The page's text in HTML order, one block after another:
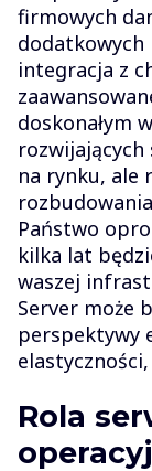
firmowych
dodatkowych
integracja z
doskonałym
na rynku, ale
Państwo
kilka lat
waszej
Server może
perspektywy
Rola